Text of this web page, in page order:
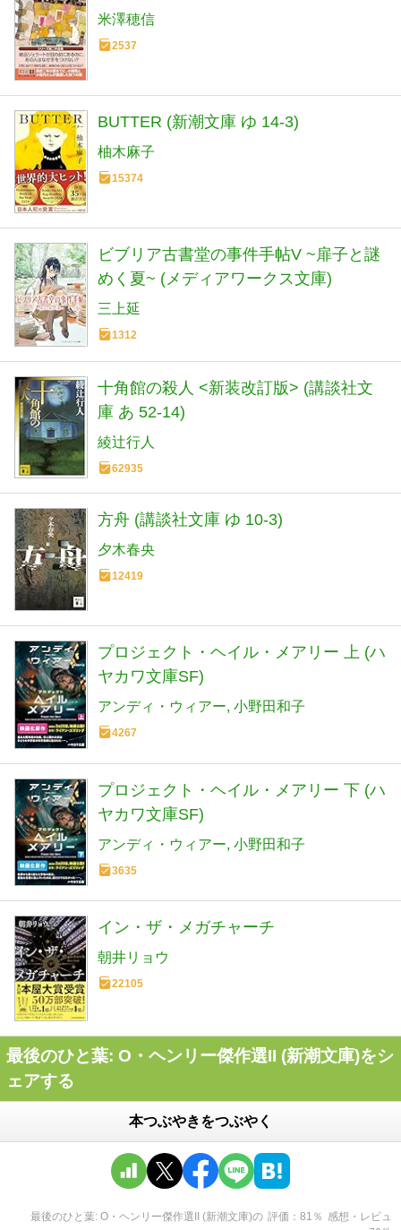
米澤穂信
2537
BUTTER (新潮文庫 ゆ 14-3)
柚木麻子
15374
ビブリア古書堂の事件手帖V ~扉子と謎
めく夏~ (メディアワークス文庫)
三上延
1312
十角館の殺人 <新装改訂版> (講談社文
庫 あ 52-14)
綾辻行人
62935
方舟 (講談社文庫 ゆ 10-3)
夕木春央
12419
プロジェクト・ヘイル・メアリー 上 (ハ
ヤカワ文庫SF)
アンディ・ウィアー 小野田和子
4267
プロジェクト・ヘイル・メアリー 下 (ハ
ヤカワ文庫SF)
アンディ・ウィアー 小野田和子
3635
イン・ザ・メガチャーチ
朝井リョウ
22105
最後のひと葉: O・ヘンリー傑作選II (新潮文庫)をシ
ェアする
本つぶやきをつぶやく
最後のひと葉: O・ヘンリー傑作選II (新潮文庫)の 評価 81 ％ 感想・レビュ